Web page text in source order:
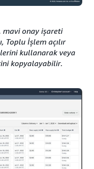
mavi onay işareti
Toplu İşlem açılır
kullanarak veya
kopyalayabilir.